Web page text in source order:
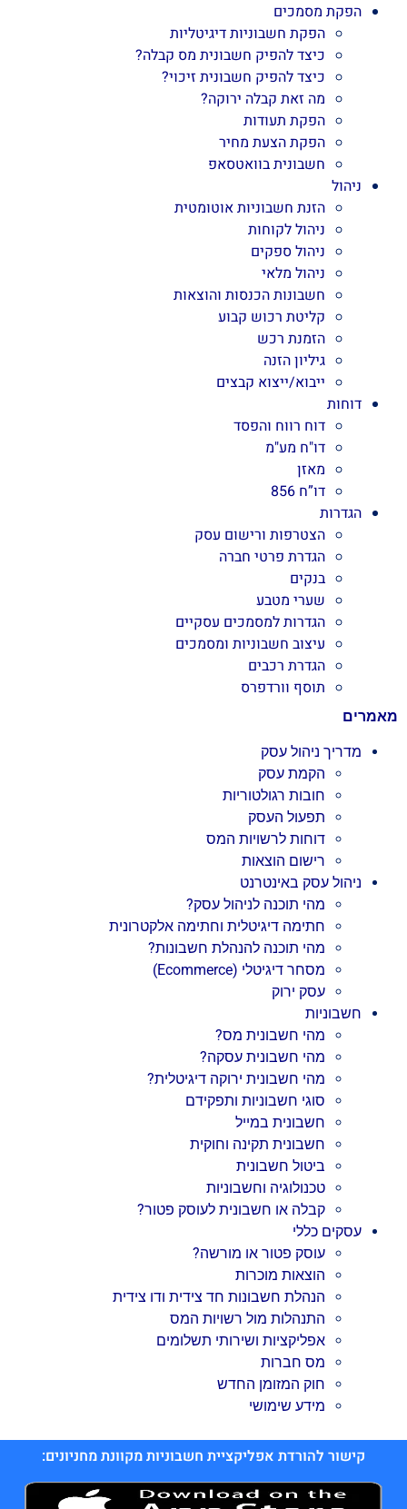
הפקת מסמכים
הפקת חשבוניות דיגיטליות
כיצד להפיק חשבונית מס קבלה?
כיצד להפיק חשבונית זיכוי?
מה זאת קבלה ירוקה?
הפקת תעודות
הפקת הצעת מחיר
חשבונית בוואטסאפ
ניהול
הזנת חשבוניות אוטומטית
ניהול לקוחות
ניהול ספקים
ניהול מלאי
חשבונות הכנסות והוצאות
קליטת רכוש קבוע
הזמנת רכש
גיליון הזנה
ייבוא/ייצוא קבצים
דוחות
דוח רווח והפסד
דו"ח מע"מ
מאזן
דו”ח 856
הגדרות
הצטרפות ורישום עסק
הגדרת פרטי חברה
בנקים
שערי מטבע
הגדרות למסמכים עסקיים
עיצוב חשבוניות ומסמכים
הגדרת רכבים
תוסף וורדפרס
מאמרים
מדריך ניהול עסק
הקמת עסק
חובות רגולטוריות
תפעול העסק
דוחות לרשויות המס
רישום הוצאות
ניהול עסק באינטרנט
מהי תוכנה לניהול עסק?
חתימה דיגיטלית וחתימה אלקטרונית
מהי תוכנה להנהלת חשבונות?
מסחר דיגיטלי (Ecommerce)
עסק ירוק
חשבוניות
מהי חשבונית מס?
מהי חשבונית עסקה?
מהי חשבונית ירוקה דיגיטלית?
סוגי חשבוניות ותפקידם
חשבונית במייל
חשבונית תקינה וחוקית
ביטול חשבונית
טכנולוגיה וחשבוניות
קבלה או חשבונית לעוסק פטור?
עסקים כללי
עוסק פטור או מורשה?
הוצאות מוכרות
הנהלת חשבונות חד צידית ודו צידית
התנהלות מול רשויות המס
אפליקציות ושירותי תשלומים
מס חברות
חוק המזומן החדש
מידע שימושי
קישור להורדת אפליקציית חשבוניות מקוונת מחניונים: